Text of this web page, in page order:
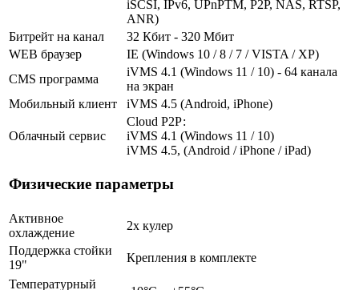
iSCSI, IPv6, UPnPTM, P2P, NAS, RTSP,
ANR)
Битрейт на канал
32 Кбит - 320 Мбит
WEB браузер
IE (Windows 10 / 8 / 7 / VISTA / XP)
CMS программа
iVMS 4.1 (Windows 11 / 10) - 64 канала
на экран
Мобильный клиент
iVMS 4.5 (Android, iPhone)
Облачный сервис
Cloud Р2Р:
iVMS 4.1 (Windows 11 / 10)
iVMS 4.5, (Android / iPhone / iPad)
Физические параметры
Активное
охлаждение
2х кулер
Поддержка стойки
19"
Крепления в комплекте
Температурный